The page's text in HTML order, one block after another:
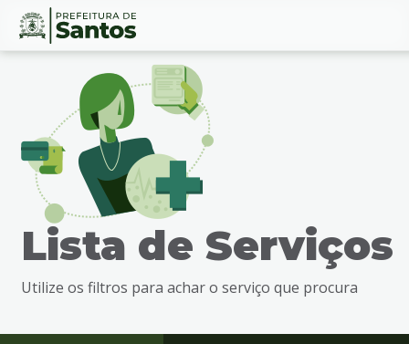
Ir
busca
Ir
Conteúdo
Lista de Serviços
Utilize os filtros para achar o serviço que procura